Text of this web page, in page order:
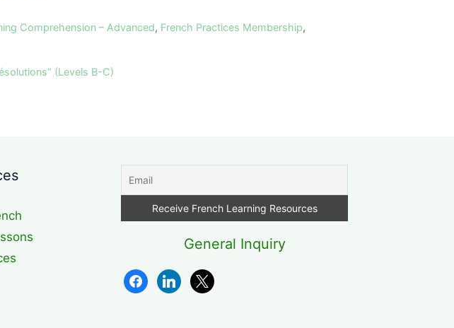
Comprehension – Advanced, French Practices Membership,
(Levels B-C)
General Inquiry
facebooklinkedin
x